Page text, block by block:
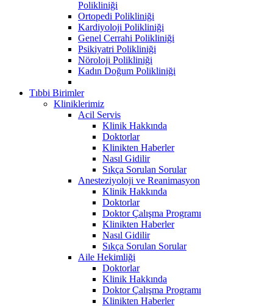
Polikliniği
Ortopedi Polikliniği
Kardiyoloji Polikliniği
Genel Cerrahi Polikliniği
Psikiyatri Polikliniği
Nöroloji Polikliniği
Kadın Doğum Polikliniği
Tıbbi Birimler
Kliniklerimiz
Acil Servis
Klinik Hakkında
Doktorlar
Klinikten Haberler
Nasıl Gidilir
Sıkça Sorulan Sorular
Anesteziyoloji ve Reanimasyon
Klinik Hakkında
Doktorlar
Doktor Çalışma Programı
Klinikten Haberler
Nasıl Gidilir
Sıkça Sorulan Sorular
Aile Hekimliği
Doktorlar
Klinik Hakkında
Doktor Çalışma Programı
Klinikten Haberler